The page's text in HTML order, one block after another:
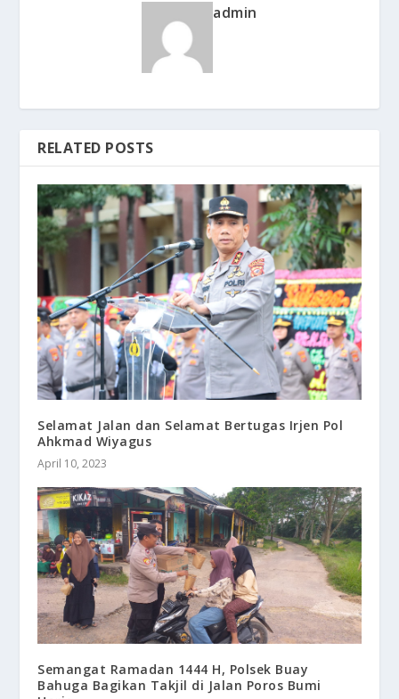
admin
RELATED POSTS
Selamat Jalan dan Selamat Bertugas Irjen Pol
Ahkmad Wiyagus
April 10, 2023
Semangat Ramadan 1444 H, Polsek Buay
Bahuga Bagikan Takjil di Jalan Poros Bumi